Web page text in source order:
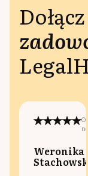
na:
Weronika
Stachowska